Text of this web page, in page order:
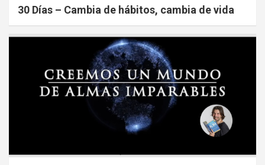
30 Días – Cambia de hábitos, cambia de vida